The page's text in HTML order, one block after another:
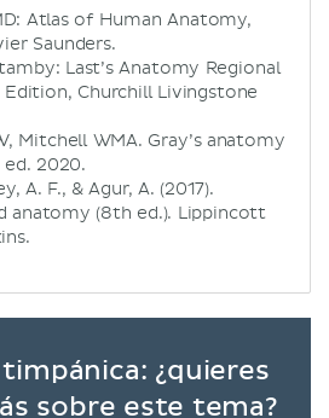
Atlas of Human Anatomy,
Saunders.
Last’s Anatomy Regional
Edition, Churchill Livingstone
Mitchell WMA. Gray’s anatomy
2020.
A. F., & Agur, A. (2017).
anatomy (8th ed.). Lippincott
¿quieres
sobre este tema?